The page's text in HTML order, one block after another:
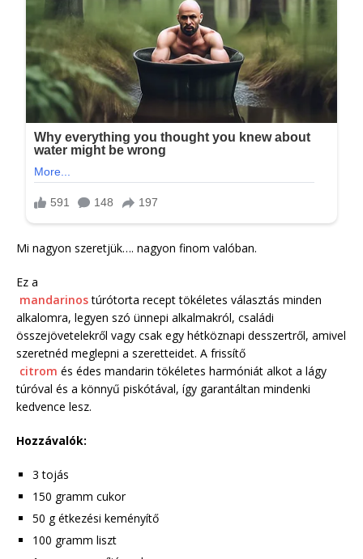
Mi nagyon szeretjük…. nagyon finom valóban.
Ez a
mandarinostúrótorta recept tökéletes választás minden
alkalomra, legyen szó ünnepi alkalmakról, családi
összejövetelekről vagy csak egy hétköznapi desszertről, amivel
szeretnéd meglepni a szeretteidet. A frissítő
citrom és édes mandarin tökéletes harmóniát alkot a lágy
túróval és a könnyű piskótával, így garantáltan mindenki
kedvence lesz.
Hozzávalók:
3 tojás
150 gramm cukor
50 g étkezési keményítő
100 gramm liszt